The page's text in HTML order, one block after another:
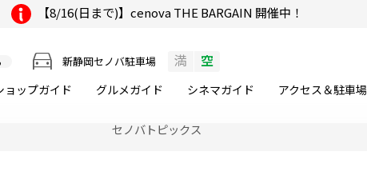
【8/16(日まで)】cenova THE BARGAIN 開催中！
新静岡セノバ駐車場 満 空
ョップガイド グルメガイド シネマガイド アクセス＆駐車場
セノバトピックス